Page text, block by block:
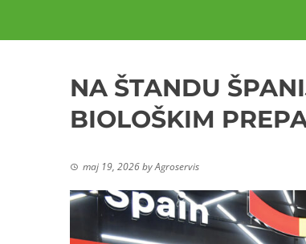
NA ŠTANDU
BIOLOŠKIM
maj 19, 2026byAgroservis